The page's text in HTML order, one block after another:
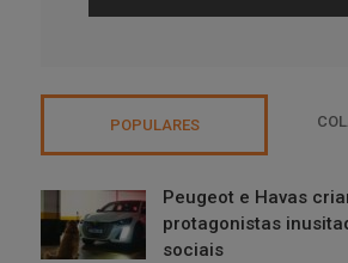
POPULARES
Peugeot e Havas
protagonistas
sociais